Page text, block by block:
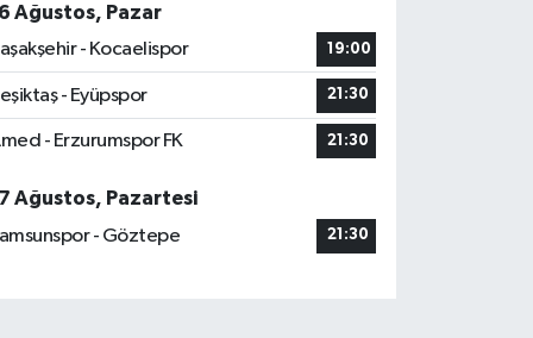
Ağustos, Pazar
- Kocaelispor
19:00
- Eyüpspor 21:30
- Erzurumspor FK 21:30
Ağustos, Pazartesi
- Göztepe
21:30